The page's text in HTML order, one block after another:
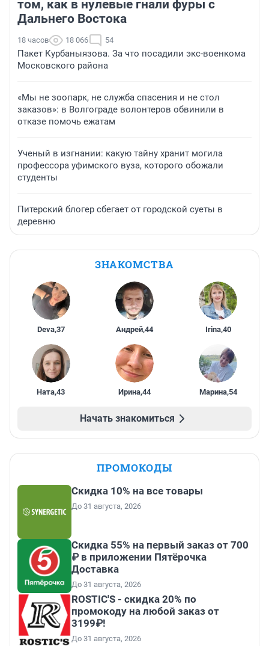
том, как в нулевые гнали фуры с
Дальнего Востока
18 часов 18 066 54
Пакет Курбаныязова. За что посадили экс-военкома
Московского района
«Мы не зоопарк, не служба спасения и не стол
заказов»: в Волгограде волонтеров обвинили в
отказе помочь ежатам
Ученый в изгнании: какую тайну хранит могила
профессора уфимского вуза, которого обожали
студенты
Питерский блогер сбегает от городской суеты в
деревню
ЗНАКОМСТВА
Deva,37 Андрей,44 Irina,40
Ната,43 Ирина,44 Марина,54
Начать знакомиться
ПРОМОКОДЫ
Скидка 10% на все товары
До 31 августа, 2026
Скидка 55% на первый заказ от 700
₽ в приложении Пятёрочка
Доставка
До 31 августа, 2026
ROSTIC'S - скидка 20% по
промокоду на любой заказ от
3199₽!
До 31 августа, 2026